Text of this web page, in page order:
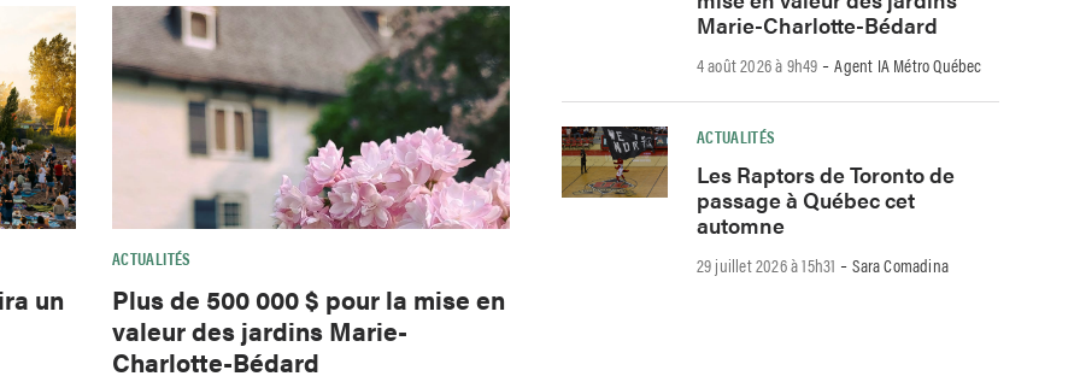
un
ACTUALITÉS
Plus de 500 000 $ pour la mise en
valeur des jardins Marie-
Charlotte-Bédard
Marie-Charlotte-Bédard
4 août 2026 à 9h49 -Agent IA Métro Québec
ACTUALITÉS
Les Raptors de Toronto de
passage à Québec cet
automne
29 juillet 2026 à 15h31 -Sara Comadina